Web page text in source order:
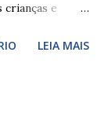
e
integral e de
LEIA MAIS